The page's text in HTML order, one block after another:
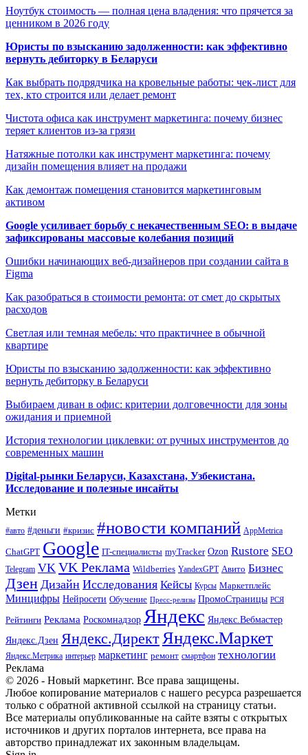
Ноутбук стоимость — полная цена владения: что прячется за
ценником в 2026 году
Юристы по взысканию задолженности: как эффективно
вернуть дебиторку в Беларуси
Как выбрать подрядчика на кровельные работы: чек-лист для
тех, кто строится или делает ремонт
Чистота офиса как инструмент маркетинга: почему бизнес
теряет клиентов из-за грязи
Натяжные потолки как инструмент маркетинга: почему
дизайн помещения влияет на продажи
Как демонтаж помещения становится маркетинговым
активом
Google усиливает борьбу с некачественным SEO: в выдаче
зафиксированы массовые колебания позиций
Ошибки начинающих веб-дизайнеров при создании сайта в
Figma
Как разобраться в стоимости ремонта: от смет до скрытых
расходов
Светлая или темная мебель: что практичнее в обычной
квартире
Юристы по взысканию задолженности: как эффективно
вернуть дебиторку в Беларуси
Выбираем диван в офис: критерии долговечности для зоны
ожидания и приемной
История технологии циклевки: от ручных инструментов до
современных машин
Digital-рынки Беларуси, Казахстана, Узбекистана.
Исследование и полезные инсайты
Метки
#авто #деньги #кризис #новости компаний AppMetrica
ChatGPT Google IT-специалисты myTracker Ozon Rustore SEO
Telegram VK VK Реклама Wildberries YandexGPT Авито Бизнес
Дзен Дизайн Исследования Кейсы Курсы Маркетплейс
Минцифры Нейросети Обучение Пресс-релизы ПромоСтраницы РСЯ
Рейтинги Реклама Роскомнадзор Яндекс Яндекс.Вебмастер
Яндекс.Дзен Яндекс.ДиректЯндекс.Маркет
Яндекс.Метрика интерьер маркетинг ремонт смартфон технологии
Реклама
© 2026 - Новый маркетинг. Все права защищены.
Любое копирование материалов с нашего ресурса разрешается
только с обратной активной ссылкой на страницу статьи.
Все материалы опубликованные на сайте взяты с открытых
источников и других порталов интернета, все права на
авторство принадлежат их законным владельцам.